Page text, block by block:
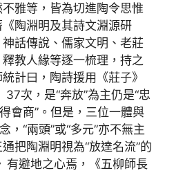
雅等，皆為切進陶令思惟
陶淵明及其詩文淵源研
話傳說、儒家文明、老莊
教人緣等逐一梳理，持之
計曰，陶詩援用《莊子》
次，是“奔放”為主仍是“忠
會商”。但是，三位一體與
，“兩頭”或“多元”亦不無主
把陶淵明視為“放達名流”的
有避地之心焉，《五柳師長